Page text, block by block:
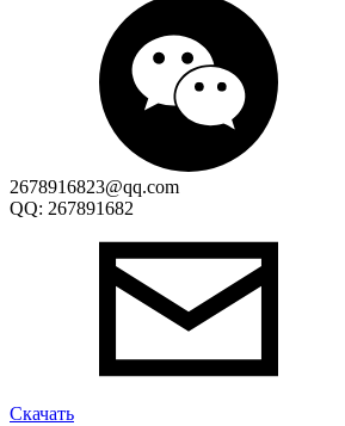
2678916823@qq.com
QQ: 267891682
Скачать